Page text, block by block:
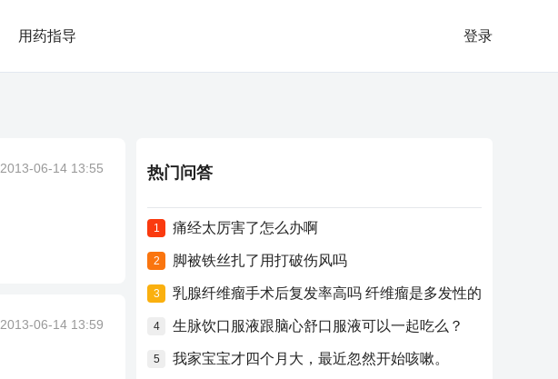
用药指导 登录
2013-06-14 13:55
2013-06-14 13:59
热门问答
1 痛经太厉害了怎么办啊
2 脚被铁丝扎了用打破伤风吗
3 乳腺纤维瘤手术后复发率高吗 纤维瘤是多发性的
4 生脉饮口服液跟脑心舒口服液可以一起吃么？
5 我家宝宝才四个月大，最近忽然开始咳嗽。